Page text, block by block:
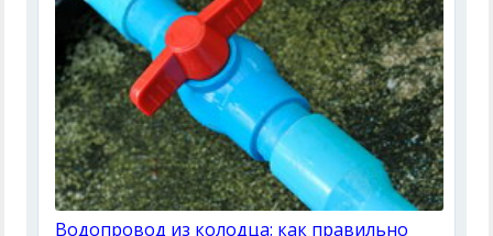
Водопровод из колодца: как правильно